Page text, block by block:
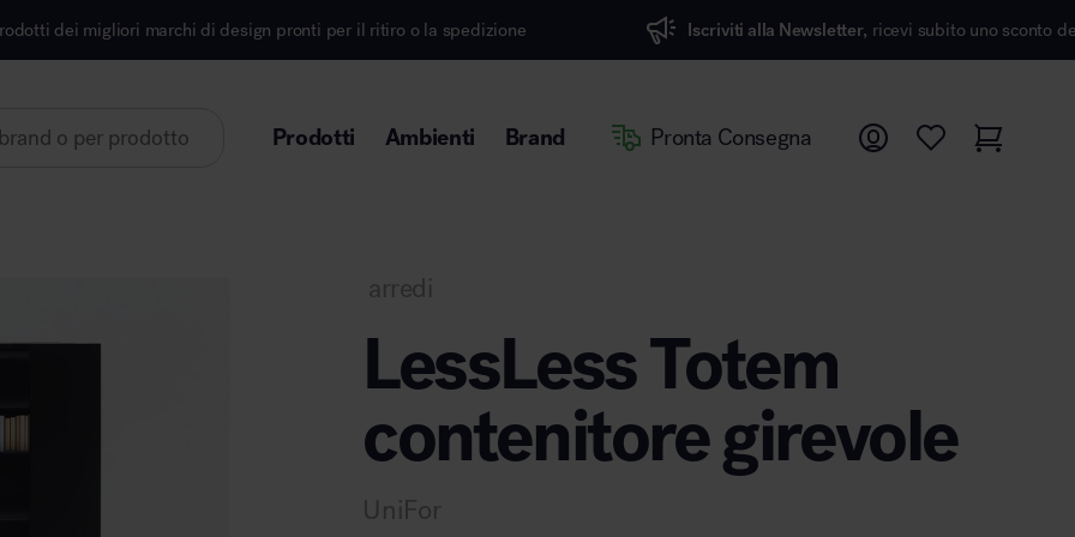
di design pronti per il ritiro o la spedizione Iscriviti alla Newsletter, ricevi subito uno sconto del 7%
Prodotti Ambienti Brand Pronta Consegna
Area direzionale
arredi
LessLess Totem
contenitore girevole
UniFor